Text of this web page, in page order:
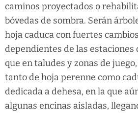
caminos proyectados o
bóvedas de sombra. Serán
hoja caduca con fuertes
dependientes de las estaciones
que en taludes y zonas de
tanto de hoja perenne como
dedicada a dehesa, en la que
algunas encinas aisladas,